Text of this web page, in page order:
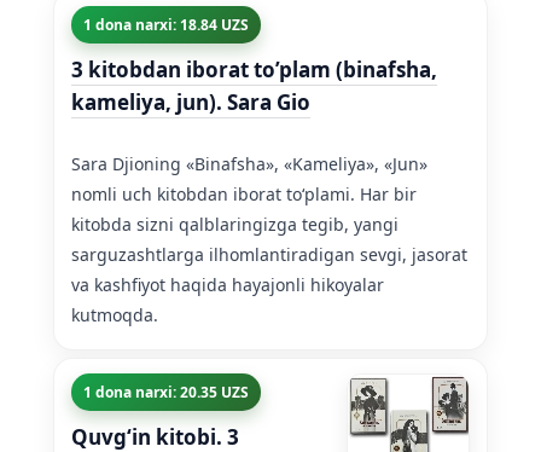
1 dona narxi: 18.84 UZS
3 kitobdan iborat to’plam (binafsha,
kameliya, jun). Sara Gio
Sara Djioning «Binafsha», «Kameliya», «Jun»
nomli uch kitobdan iborat toʻplami. Har bir
kitobda sizni qalblaringizga tegib, yangi
sarguzashtlarga ilhomlantiradigan sevgi, jasorat
va kashfiyot haqida hayajonli hikoyalar
kutmoqda.
1 dona narxi: 20.35 UZS
Quvgʻin kitobi. 3